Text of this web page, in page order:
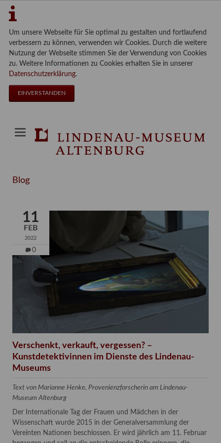
Um unsere Webseite für Sie optimal zu gestalten und fortlaufend
verbessern zu können, verwenden wir Cookies. Durch die weitere
Nutzung der Webseite stimmen Sie der Verwendung von Cookies
zu. Weitere Informationen zu Cookies erhalten Sie in unserer
Datenschutzerklärung.
EINVERSTANDEN
Blog
11
FEB
2022
0
Verschenkt, verkauft, vergessen? –
Kunstdetektivinnen im Dienste des Lindenau-
Museums
Text von Marianne Henke, Provenienzforscherin am Lindenau-
Museum Altenburg
Der Internationale Tag der Frauen und Mädchen in der
Wissenschaft wurde 2015 in der Generalversammlung der
Vereinten Nationen beschlossen. Er wird jährlich am 11. Februar